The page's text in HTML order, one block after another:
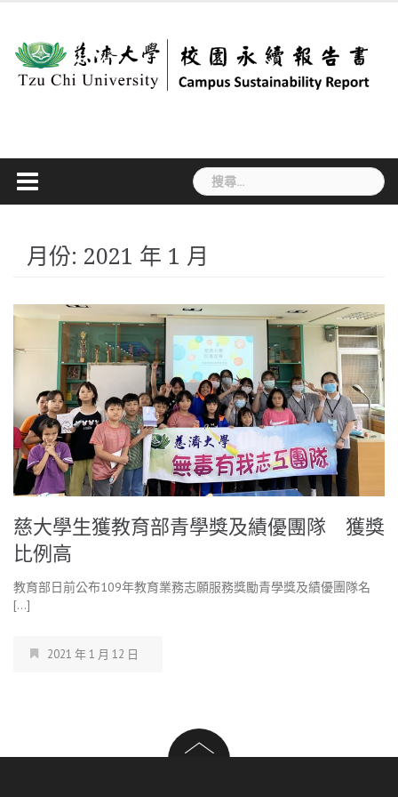
content
搜
尋
字:
月份: 2021 年 1 月
慈大學生獲教育部青學獎及績優團隊 獲獎
比例高
教育部日前公布109年教育業務志願服務獎勵青學獎及績優團隊名
[…]
2021 年 1 月 12 日